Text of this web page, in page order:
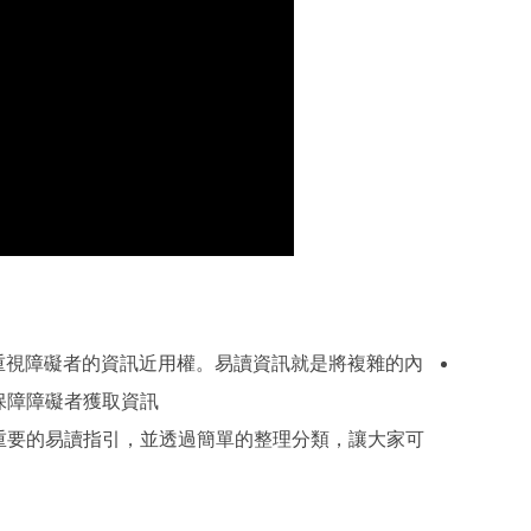
障礙者的資訊近用權。易讀資訊就是將複雜的內
障礙者獲取資訊。
的易讀指引，並透過簡單的整理分類，讓大家可